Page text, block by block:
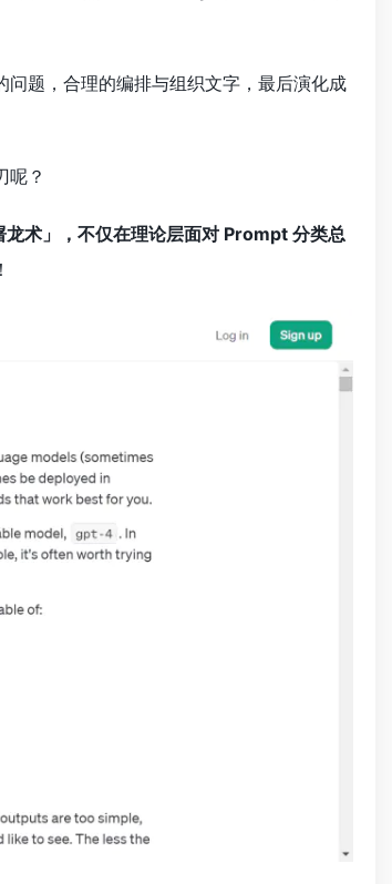
问题，合理的编排与组织文字，最后演化成
呢？
术」，不仅在理论层面对 Prompt 分类总